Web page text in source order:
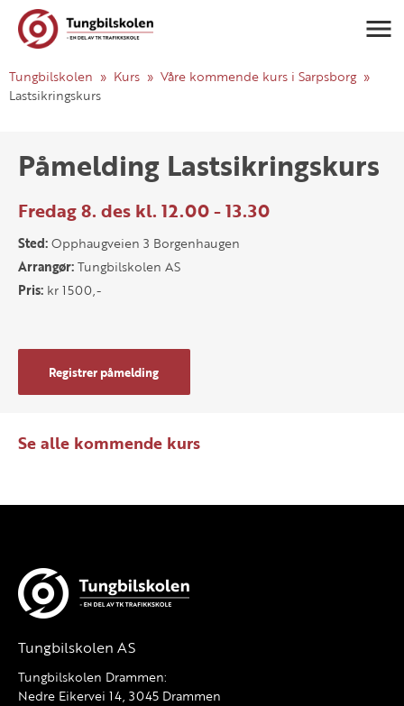
Tungbilskolen Kurs
Våre kommende kurs i Sarpsborg
Lastsikringskurs
Påmelding Lastsikringskurs
Fredag 8. des kl. 12.00 - 13.30
Sted:Opphaugveien 3 Borgenhaugen
Arrangør:Tungbilskolen AS
Pris: kr 1500,-
Registrer påmelding
Se alle kommende kurs
Tungbilskolen AS
Tungbilskolen Drammen:
Nedre Eikervei 14, 3045 Drammen